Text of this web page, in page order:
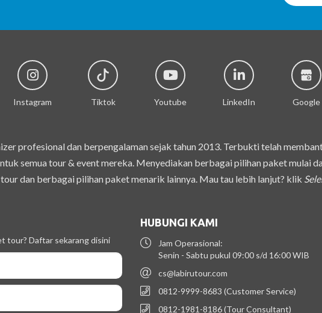
Instagram Tiktok Youtube LinkedIn Google
profesional dan berpengalaman sejak tahun 2013. Terbukti telah
semua tour & event mereka. Menyediakan berbagai pilihan paket mulai
dan berbagai pilihan paket menarik lainnya. Mau tau lebih lanjut? klik
tour? Daftar sekarang disini
HUBUNGI KAMI
Jam Operasional:
Senin - Sabtu pukul 09:00 s/d 16:00 WIB
cs@labirutour.com
0812-9999-8683 (Customer Service)
0812-1981-8186 (Tour Consultant)